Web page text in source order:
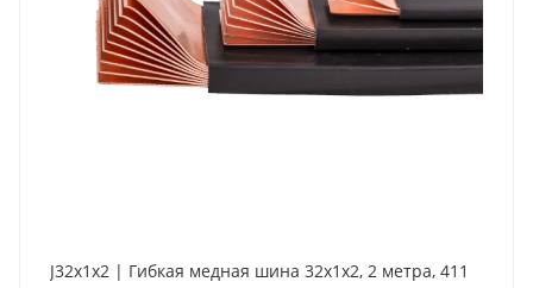
J32x1x2 | Гибкая медная шина 32x1x2, 2 метра, 411